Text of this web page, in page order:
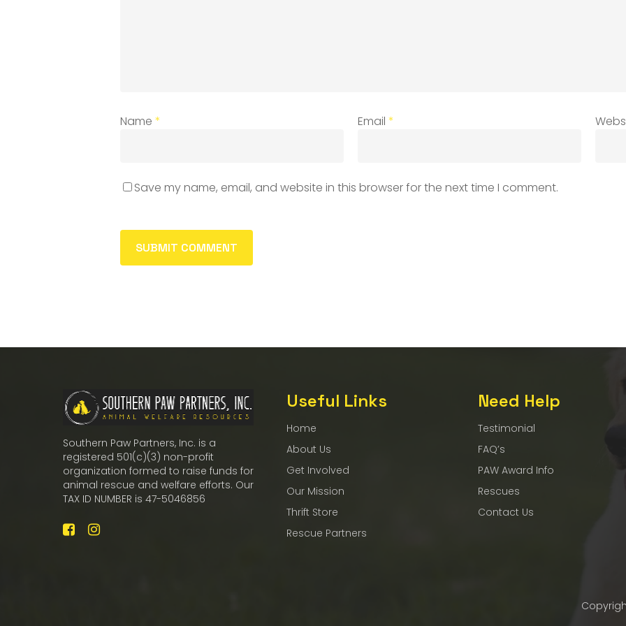
Name * Email *
Save my name, email, and website in this browser for the next time I comment.
Southern Paw Partners, Inc. is a
registered 501(c)(3) non-profit
organization formed to raise funds for
animal rescue and welfare efforts. Our
TAX ID NUMBER is 47-5046856
Useful Links
Home
About Us
Get Involved
Our Mission
Thrift Store
Rescue Partners
Need Help
Testimonial
FAQ’s
PAW Award Info
Rescues
Contact Us